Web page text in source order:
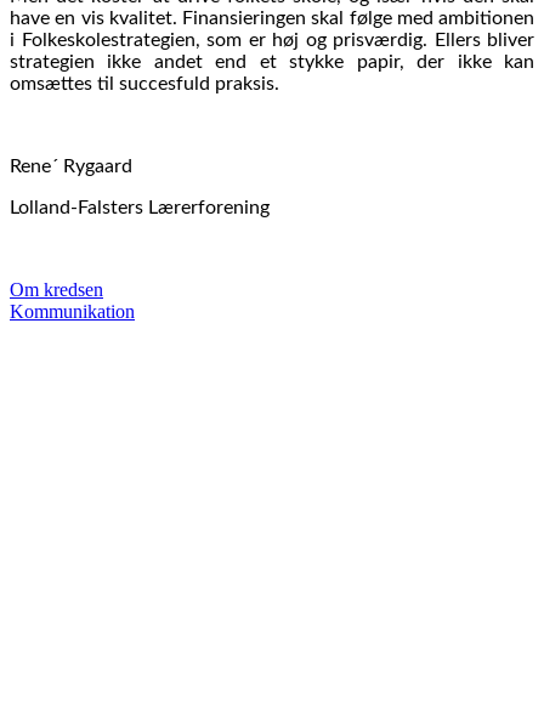
have en vis kvalitet. Finansieringen skal følge med ambitionen
i Folkeskolestrategien, som er høj og prisværdig. Ellers bliver
strategien ikke andet end et stykke papir, der ikke kan
omsættes til succesfuld praksis.
Rene´ Rygaard
Lolland-Falsters Lærerforening
Om kredsen
Kommunikation